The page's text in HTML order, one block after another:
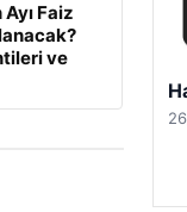
Faiz
ve